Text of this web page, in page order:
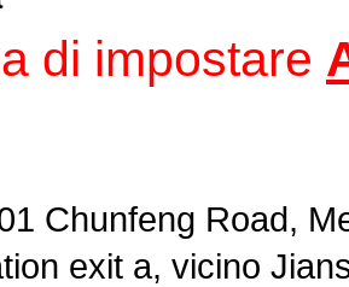
di impostare
Chunfeng Road,
exit a, vicino